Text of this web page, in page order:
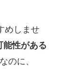
めしませ
能性がある
のに、